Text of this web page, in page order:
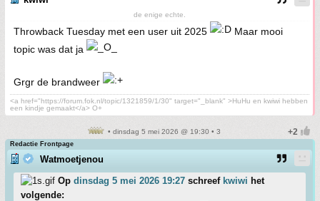
de enige echte.
Throwback Tuesday met een user uit 2025
Maar mooi
topic was dat ja
Grgr de brandweer
<a href="https://forum.fok.nl/topic/1321859/1/30" target="_blank" >HuHu en kwiwi hebben
een kindje gemaakt</a> O+
• dinsdag 5 mei 2026 @ 19:30 • 3
Redactie Frontpage
Watmoetjenou
Op dinsdag 5 mei 2026 19:27 schreef kwiwi het
volgende: